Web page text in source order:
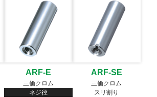
ARF-E
三価クロム
ネジ径
ARF-SE
三価クロム
スリ割り